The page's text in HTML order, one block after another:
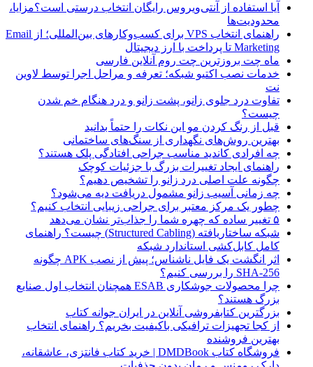
آیا استفاده از آنتی‌ویروس رایگان انتخاب درستی است؟مزایا،
محدودیت‌ها
راهنمای انتخاب VPS برای کسب‌وکارهای بین‌المللی؛ از Email
Marketing تا پرداخت با ارز دیجیتال
ماه چت بروزترین چت روم آنلاین فارسی
خدمات نصب اکتیو شبکه؛ تعرفه و مراحل اجرا توسط لاوین
نت
تفاوت درد جلوی زانو، پشت زانو و درد هنگام خم شدن
چیست؟
قبل از رنگ کردن مو این نکات را حتماً بدانید
بهترین روش‌های نگهداری از سنگ‌های ساختمانی
چه افرادی کاندید مناسب جراحی افتادگی پلک هستند؟
راهنمای ایجاد تغییرات بزرگ با جزئیات کوچک
چگونه علت اصلی درد زانو را تشخیص دهیم؟
چه زمانی آسیب زانو مشمول دریافت دیه می‌شود؟
چطور یک مرکز معتبر برای جراحی زیبایی انتخاب کنیم؟
۵ تغییر ساده که چهره شما را جذاب‌تر نشان می‌دهد
شبکه ساختاریافته (Structured Cabling) چیست؟ راهنمای
کامل کابل‌کشی استاندارد شبکه
اثر انگشت یک فایل ناشناس؛ پیش از نصب APK چگونه
SHA-256 را بررسی کنیم؟
چرا محصولات جوشکاری ESAB همچنان انتخاب اول صنایع
بزرگ هستند؟
بزرگترین کتابفروشی آنلاین در ایران جوانه کتاب
از کجا تجهیزات ترافیکی باکیفیت بخریم؟ راهنمای انتخاب
بهترین فروشنده
فروشگاه کتاب DMDBook | خرید کتاب فانتزی، عاشقانه،